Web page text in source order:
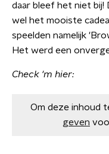
daar bleef het niet bij!
wel het mooiste
speelden namelijk
Het werd een
Check 'm hier:
Om deze inhoud
geven